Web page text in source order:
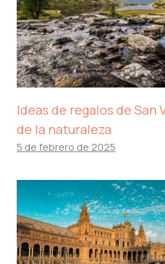
Ideas de regalos de San
de la naturaleza
5 de febrero de 2025